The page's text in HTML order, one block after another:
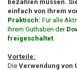
bezahlen müssen.
einfach von Ihrem
Praktisch: Für alle
Ihrem Guthaben der
freigeschaltet
​Vorteile:
Die Verwendung von